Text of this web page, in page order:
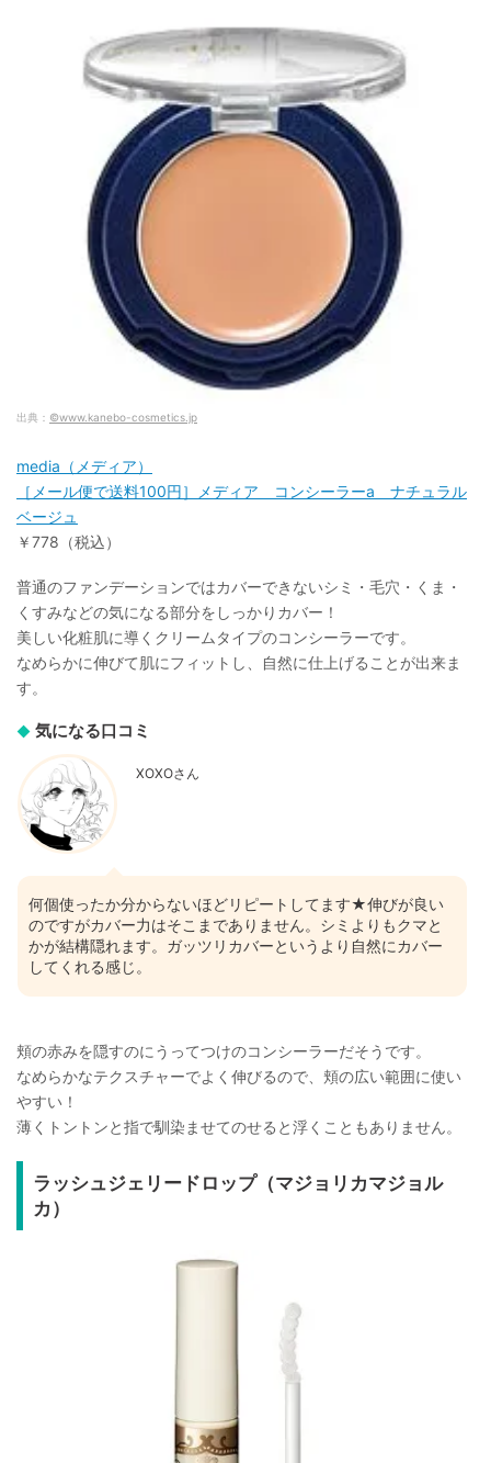
出典： ©www.kanebo-cosmetics.jp
media（メディア）
［メール便で送料100円］メディア コンシーラーa ナチュラル
ベージュ
￥778（税込）
普通のファンデーションではカバーできないシミ・毛穴・くま・
くすみなどの気になる部分をしっかりカバー！
美しい化粧肌に導くクリームタイプのコンシーラーです。
なめらかに伸びて肌にフィットし、自然に仕上げることが出来ま
す。
気になる口コミ
XOXOさん
何個使ったか分からないほどリピートしてます★伸びが良い
のですがカバー力はそこまでありません。シミよりもクマと
かが結構隠れます。ガッツリカバーというより自然にカバー
してくれる感じ。
頬の赤みを隠すのにうってつけのコンシーラーだそうです。
なめらかなテクスチャーでよく伸びるので、頬の広い範囲に使い
やすい！
薄くトントンと指で馴染ませてのせると浮くこともありません。
ラッシュジェリードロップ（マジョリカマジョル
カ）